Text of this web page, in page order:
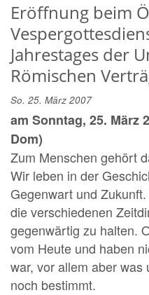
Eröffnung beim
Jahrestages der
Römischen
So. 25. März 2007
am Sonntag, 25. März
Dom)
Zum Menschen gehört
Wir leben in der
Gegenwart und
die verschiedenen
gegenwärtig zu halten.
vom Heute und haben
war, vor allem aber was
noch bestimmt.